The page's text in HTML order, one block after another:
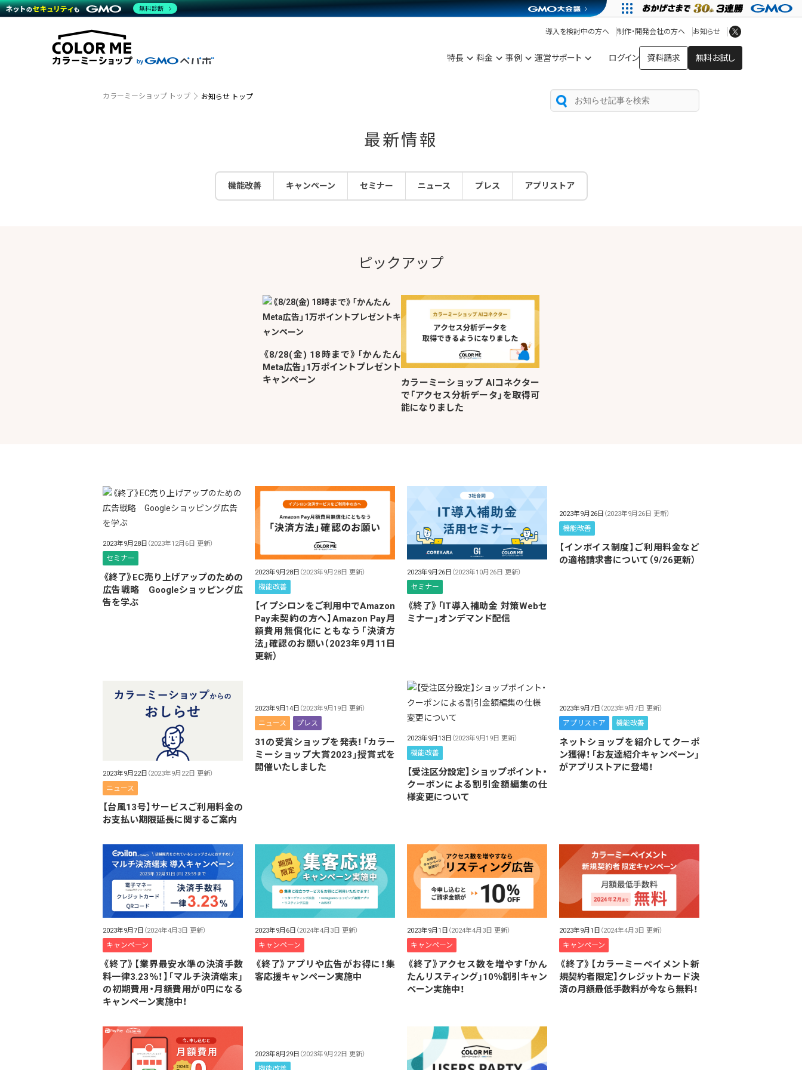
特長 料金 事例 運営サポート ログイン 資料請求 無料お試し
導入を検討中の方へ 制作・開発会社の方へ お知らせ
商材一覧を見る
機能一覧を見る
越境EC（海外販売）
売上につながる集客
複数店舗との連携
雑貨販売 アプリストア
料金
プラン・料金一覧を見る
料金シミュレーション
事例
運営サポート
サポート一覧を見る
開発・API連携代行
ヘルプを見る
ヘルプセンター
カラーミーショップ トップ お知らせ トップ
最新情報
機能改善 キャンペーン セミナー ニュース プレス アプリストア
ピックアップ
《8/28(金) 18時まで》「かんたん
Meta広告」1万ポイントプレゼント
キャンペーン
カラーミーショップ AIコネクター
で「アクセス分析データ」を取得可
能になりました
2023年9月28日 （2023年12月6日 更新）
セミナー
《終了》EC売り上げアップのための
広告戦略 Googleショッピング広
告を学ぶ
2023年9月28日 （2023年9月28日 更新）
機能改善
【イプシロンをご利用中でAmazon
Pay未契約の方へ】Amazon Pay月
額費用無償化にともなう「決済方
法」確認のお願い（2023年9月11日
更新）
2023年9月26日 （2023年10月26日 更新）
セミナー
《終了》「IT導入補助金 対策Webセ
ミナー」オンデマンド配信
2023年9月26日 （2023年9月26日 更新）
機能改善
【インボイス制度】ご利用料金など
の適格請求書について（9/26更新）
2023年9月22日 （2023年9月22日 更新）
ニュース
【台風13号】サービスご利用料金の
お支払い期限延長に関するご案内
2023年9月14日 （2023年9月19日 更新）
ニュース プレス
31の受賞ショップを発表！「カラー
ミーショップ大賞2023」授賞式を
開催いたしました
2023年9月13日 （2023年9月19日 更新）
機能改善
【受注区分設定】ショップポイント・
クーポンによる割引金額編集の仕
様変更について
2023年9月7日 （2023年9月7日 更新）
アプリストア 機能改善
ネットショップを紹介してクーポ
ン獲得！「お友達紹介キャンペーン」
がアプリストアに登場！
2023年9月7日 （2024年4月3日 更新）
キャンペーン
《終了》【業界最安水準の決済手数
料一律3.23％！】「マルチ決済端末」
の初期費用・月額費用が0円になる
キャンペーン実施中！
2023年9月6日 （2024年4月3日 更新）
キャンペーン
《終了》アプリや広告がお得に！集
客応援キャンペーン実施中
2023年9月1日 （2024年4月3日 更新）
キャンペーン
《終了》アクセス数を増やす「かん
たんリスティング」10％割引キャン
ペーン実施中！
2023年9月1日 （2024年4月3日 更新）
キャンペーン
《終了》【カラーミーペイメント新
規契約者限定】クレジットカード決
済の月額最低手数料が今なら無料！
2023年8月29日 （2023年9月22日 更新）
無料診断